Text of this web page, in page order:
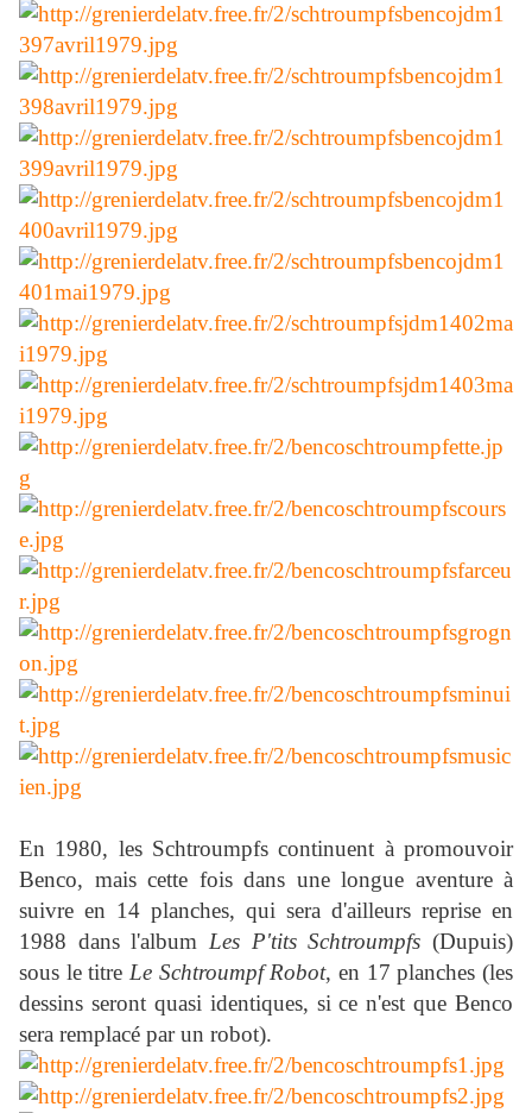
En 1980, les Schtroumpfs continuent à promouvoir
Benco, mais cette fois dans une longue aventure à
suivre en 14 planches, qui sera d'ailleurs reprise en
1988 dans l'album Les P'tits Schtroumpfs (Dupuis)
sous le titre Le Schtroumpf Robot, en 17 planches (les
dessins seront quasi identiques, si ce n'est que Benco
sera remplacé par un robot).